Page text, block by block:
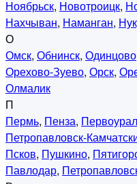
Ноябрьск, Новотроицк,
Нахчыван, Наманган,
О
Омск, Обнинск, Одинцово
Орехово-Зуево, Орск,
Олмалик
П
Пермь, Пенза,
Петропавловск-
Псков, Пушкино,
Павлодар,